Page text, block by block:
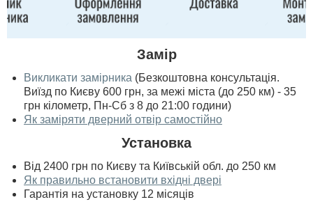
Замір
Викликати замірника (Безкоштовна консультація.
Виїзд по Києву 600 грн, за межі міста (до 250 км) - 35
грн кілометр, Пн-Сб з 8 до 21:00 години)
Як заміряти дверний отвір самостійно
Установка
Від 2400 грн по Києву та Київській обл. до 250 км
Як правильно встановити вхідні двері
Гарантія на установку 12 місяців